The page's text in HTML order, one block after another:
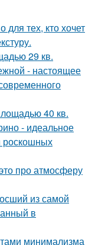
для тех, кто хочет
29 кв.
- настоящее
40 кв.
- идеальное
роскошных
про атмосферу
из самой
в
минимализма